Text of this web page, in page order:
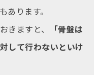
あります。
きますと、
「骨盤は
して行わないといけ